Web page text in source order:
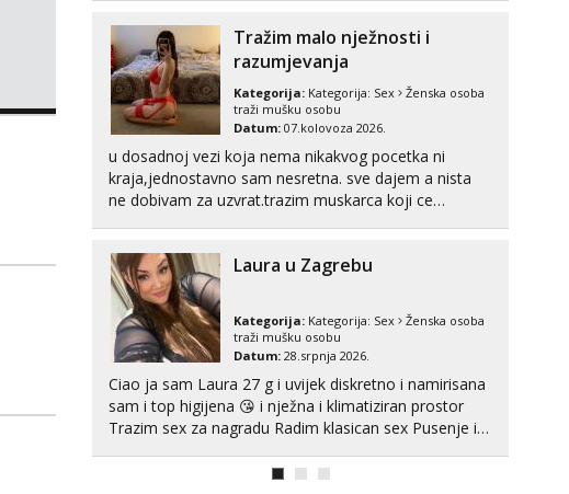
Tražim malo nježnosti i
razumjevanja
Kategorija: Kategorija: Sex
Ženska osoba
traži mušku osobu
Datum: 07.kolovoza 2026.
u dosadnoj vezi koja nema nikakvog pocetka ni
kraja,jednostavno sam nesretna. sve dajem a nista
ne dobivam za uzvrat.trazim muskarca koji ce
poljupce po tijelu koji me jako pale,obozavam kad
muskar...
Laura u Zagrebu
Kategorija: Kategorija: Sex
Ženska osoba
traži mušku osobu
Datum: 28.srpnja 2026.
Ciao ja sam Laura 27 g i uvijek diskretno i namirisana
sam i top higijena 😘 i nježna i klimatiziran prostor
Trazim sex za nagradu Radim klasican sex Pusenje i